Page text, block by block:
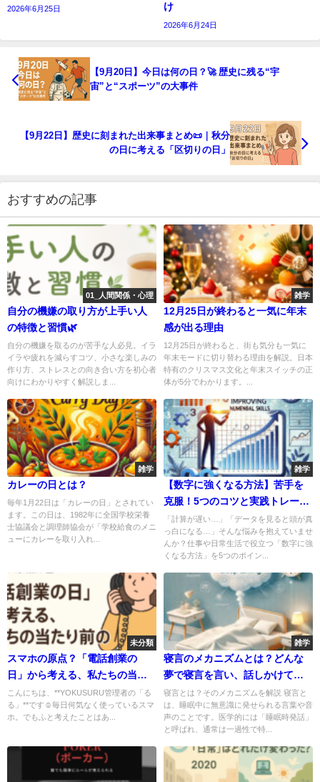
2026年6月25日
け
2026年6月24日
【9月20日】今日は何の日？🚀 歴史に残る“宇
宙”と“スポーツ”の大事件
【9月22日】歴史に刻まれた出来事まとめ📜｜秋分
の日に考える「区切りの日」
おすすめの記事
01_人間関係・心理
自分の機嫌の取り方が上手い人
の特徴と習慣🌿
自分の機嫌を取るのが苦手な人必見。イラ
イラや疲れを減らすコツ、小さな楽しみの
作り方、ストレスとの向き合い方を初心者
向けにわかりやすく解説しま...
雑学
12月25日が終わると一気に年末
感が出る理由
12月25日が終わると、街も気分も一気に
年末モードに切り替わる理由を解説。日本
特有のクリスマス文化と年末スイッチの正
体が5分でわかります。...
雑学
カレーの日とは？
毎年1月22日は「カレーの日」とされてい
ます。この日は、1982年に全国学校栄養
士協議会と調理師協会が「学校給食のメニ
ューにカレーを取り入れ...
雑学
【数字に強くなる方法】苦手を
克服！5つのコツと実践トレーニ
ング📊✨
「計算が遅い…」「データを見ると頭が真
っ白になる…」そんな悩みを抱えていませ
んか？仕事や日常生活で役立つ「数字に強
くなる方法」を5つのポイン...
未分類
スマホの原点？「電話創業の
日」から考える、私たちの当た
り前の進化
こんにちは、**YOKUSURU管理者の「る
る」**です☺️毎日何気なく使っているスマ
ホ。でもふと考えたことはあ...
雑学
寝言のメカニズムとは？どんな
夢で寝言を言い、話しかけても
良いのか徹底解説！
寝言とは？そのメカニズムを解説 寝言と
は、睡眠中に無意識に発せられる言葉や音
声のことです。医学的には「睡眠時発話」
と呼ばれ、通常は一過性で特...